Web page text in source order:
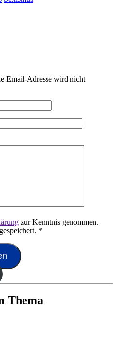
Email-Adresse wird nicht
zur Kenntnis genommen.
*
Thema